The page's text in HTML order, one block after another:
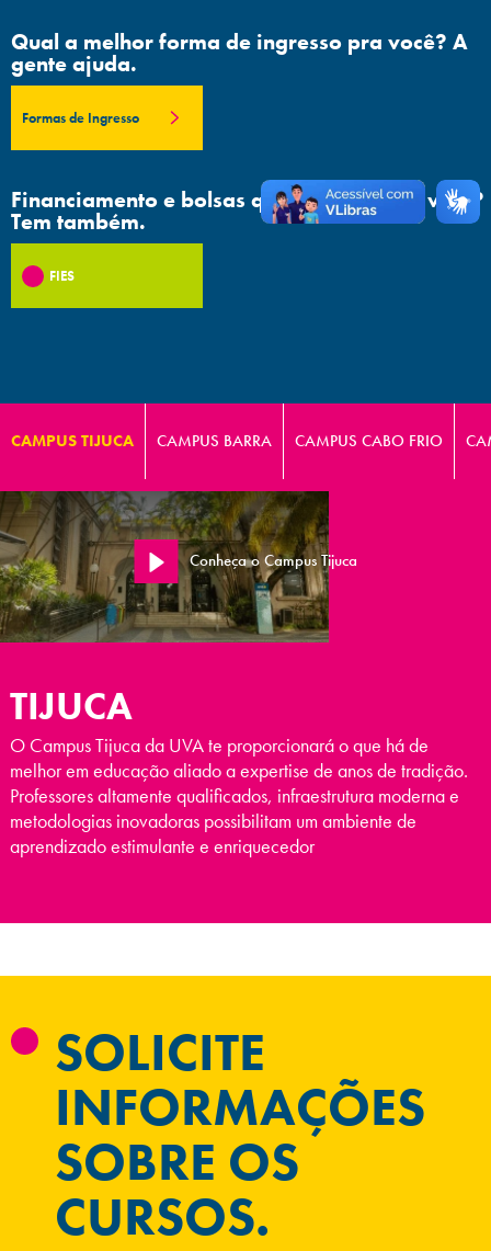
Qual a melhor forma de ingresso pra você? A
gente ajuda.
Formas de Ingresso
Financiamento e bolsas que facilitam sua vida?
Tem também.
FIES
Conheça o Campus Tijuca
CAMPUS TIJUCA CAMPUS BARRA CAMPUS CABO FRIO
TIJUCA
O Campus Tijuca da UVA te proporcionará o que há de
melhor em educação aliado a expertise de anos de tradição.
Professores altamente qualificados, infraestrutura moderna e
metodologias inovadoras possibilitam um ambiente de
aprendizado estimulante e enriquecedor
SOLICITE
INFORMAÇÕES
SOBRE OS
CURSOS.